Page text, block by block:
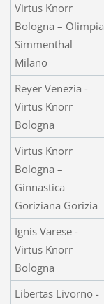
Virtus Knorr
Bologna – Olimpia
Simmenthal
Milano
Reyer Venezia -
Virtus Knorr
Bologna
Virtus Knorr
Bologna –
Ginnastica
Goriziana Gorizia
Ignis Varese -
Virtus Knorr
Bologna
Libertas Livorno -